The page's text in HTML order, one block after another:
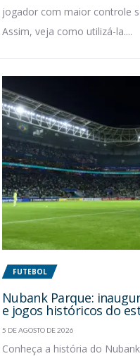
jogador com maior controle
Assim, veja como utilizá-la....
FUTEBOL
Nubank Parque:
e jogos históricos do
5 DE AGOSTO DE 2026
Conheça a história do